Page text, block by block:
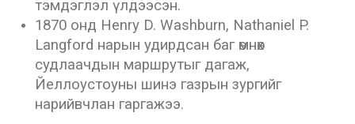
тэмдэглэл үлдээсэн.
1870 онд Henry D. Washburn, Nathaniel P.
Langford нарын удирдсан баг өмнөх
судлаачдын маршрутыг дагаж,
Йеллоустоуны шинэ газрын зургийг
нарийвчлан гаргажээ.